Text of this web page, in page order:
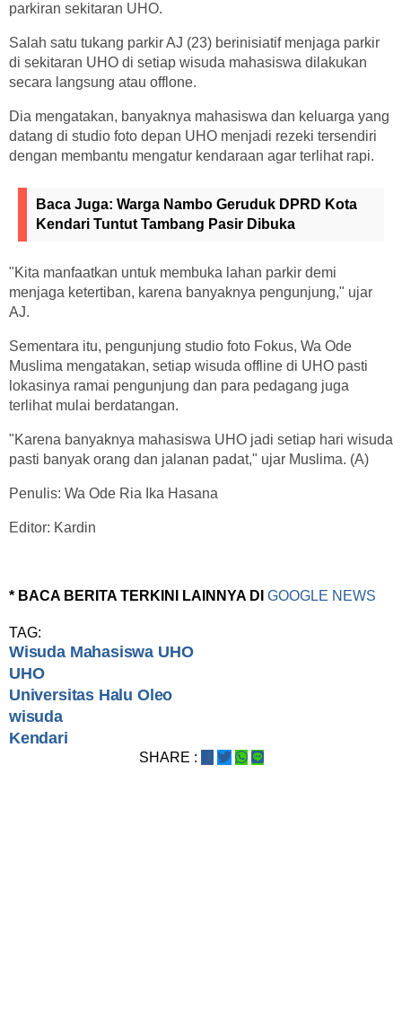
parkiran sekitaran UHO.
Salah satu tukang parkir AJ (23) berinisiatif menjaga parkir
di sekitaran UHO di setiap wisuda mahasiswa dilakukan
secara langsung atau offlone.
Dia mengatakan, banyaknya mahasiswa dan keluarga yang
datang di studio foto depan UHO menjadi rezeki tersendiri
dengan membantu mengatur kendaraan agar terlihat rapi.
Baca Juga: Warga Nambo Geruduk DPRD Kota
Kendari Tuntut Tambang Pasir Dibuka
"Kita manfaatkan untuk membuka lahan parkir demi
menjaga ketertiban, karena banyaknya pengunjung," ujar
AJ.
Sementara itu, pengunjung studio foto Fokus, Wa Ode
Muslima mengatakan, setiap wisuda offline di UHO pasti
lokasinya ramai pengunjung dan para pedagang juga
terlihat mulai berdatangan.
"Karena banyaknya mahasiswa UHO jadi setiap hari wisuda
pasti banyak orang dan jalanan padat," ujar Muslima. (A)
Penulis: Wa Ode Ria Ika Hasana
Editor: Kardin
* BACA BERITA TERKINI LAINNYA DI GOOGLE NEWS
TAG:
Wisuda Mahasiswa UHO
UHO
Universitas Halu Oleo
wisuda
Kendari
SHARE :